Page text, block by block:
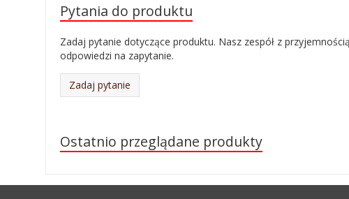
Pytania do produktu
Zadaj pytanie dotyczące produktu. Nasz zespół z
odpowiedzi na zapytanie.
Zadaj pytanie
Ostatnio przeglądane produkty